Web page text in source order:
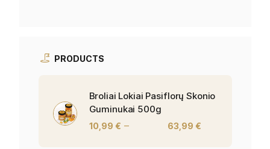
PRODUCTS
Broliai Lokiai Pasiflorų Skonio
Guminukai 500g
10,99 € – 63,99 €